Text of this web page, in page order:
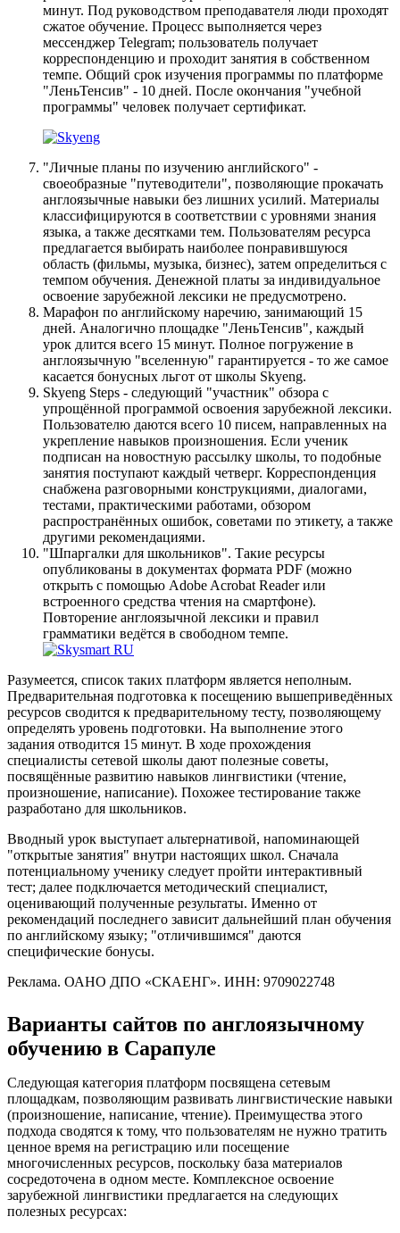
минут. Под руководством преподавателя люди проходят
сжатое обучение. Процесс выполняется через
мессенджер Telegram; пользователь получает
корреспонденцию и проходит занятия в собственном
темпе. Общий срок изучения программы по платформе
"ЛеньТенсив" - 10 дней. После окончания "учебной
программы" человек получает сертификат.
"Личные планы по изучению английского" -
своеобразные "путеводители", позволяющие прокачать
англоязычные навыки без лишних усилий. Материалы
классифицируются в соответствии с уровнями знания
языка, а также десятками тем. Пользователям ресурса
предлагается выбирать наиболее понравившуюся
область (фильмы, музыка, бизнес), затем определиться с
темпом обучения. Денежной платы за индивидуальное
освоение зарубежной лексики не предусмотрено.
Марафон по английскому наречию, занимающий 15
дней. Аналогично площадке "ЛеньТенсив", каждый
урок длится всего 15 минут. Полное погружение в
англоязычную "вселенную" гарантируется - то же самое
касается бонусных льгот от школы Skyeng.
Skyeng Steps - следующий "участник" обзора с
упрощённой программой освоения зарубежной лексики.
Пользователю даются всего 10 писем, направленных на
укрепление навыков произношения. Если ученик
подписан на новостную рассылку школы, то подобные
занятия поступают каждый четверг. Корреспонденция
снабжена разговорными конструкциями, диалогами,
тестами, практическими работами, обзором
распространённых ошибок, советами по этикету, а также
другими рекомендациями.
"Шпаргалки для школьников". Такие ресурсы
опубликованы в документах формата PDF (можно
открыть с помощью Adobe Acrobat Reader или
встроенного средства чтения на смартфоне).
Повторение англоязычной лексики и правил
грамматики ведётся в свободном темпе.
Разумеется, список таких платформ является неполным.
Предварительная подготовка к посещению вышеприведённых
ресурсов сводится к предварительному тесту, позволяющему
определять уровень подготовки. На выполнение этого
задания отводится 15 минут. В ходе прохождения
специалисты сетевой школы дают полезные советы,
посвящённые развитию навыков лингвистики (чтение,
произношение, написание). Похожее тестирование также
разработано для школьников.
Вводный урок выступает альтернативой, напоминающей
"открытые занятия" внутри настоящих школ. Сначала
потенциальному ученику следует пройти интерактивный
тест; далее подключается методический специалист,
оценивающий полученные результаты. Именно от
рекомендаций последнего зависит дальнейший план обучения
по английскому языку; "отличившимся" даются
специфические бонусы.
Реклама. ОАНО ДПО «СКАЕНГ». ИНН: 9709022748
Варианты сайтов по англоязычному
обучению в Сарапуле
Следующая категория платформ посвящена сетевым
площадкам, позволяющим развивать лингвистические навыки
(произношение, написание, чтение). Преимущества этого
подхода сводятся к тому, что пользователям не нужно тратить
ценное время на регистрацию или посещение
многочисленных ресурсов, поскольку база материалов
сосредоточена в одном месте. Комплексное освоение
зарубежной лингвистики предлагается на следующих
полезных ресурсах: